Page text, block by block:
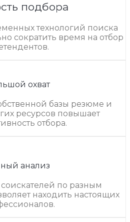
подбора
технологий поиска
сократить время на отбор
охват
базы резюме и
ресурсов повышает
отбора.
анализ
по разным
находить настоящих